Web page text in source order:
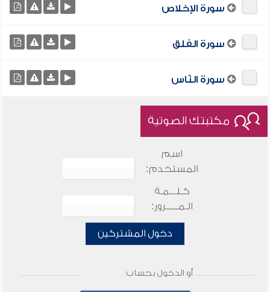
سورة الإخلاص
سورة الفلق
سورة النّاس
مكتبتك الصوتية
اسم
المستخدم:
كـلـــمـة
الـمـــــرور:
دخول المشتركين
أو الدخول بحساب